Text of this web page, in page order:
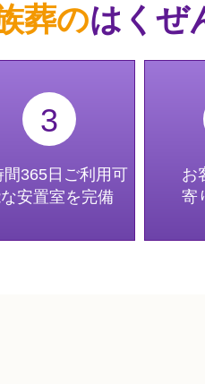
葬のはくぜ
3
間365日ご利用可
安置室を完備
お
寄